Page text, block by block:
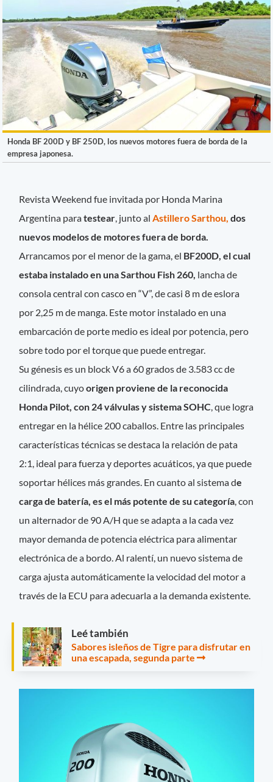
Honda BF 200D y BF 250D, los nuevos motores fuera de borda de la
empresa japonesa.
Revista Weekend fue invitada por Honda Marina
Argentina paratestear , junto al Astillero Sarthou, dos
nuevos modelos de motores fuera de borda.
Arrancamos por el menor de la gama, el BF200D, el cual
estaba instalado en una Sarthou Fish 260, lancha de
consola central con casco en “V”, de casi 8 m de eslora
por 2,25 m de manga. Este motor instalado en una
embarcación de porte medio es ideal por potencia, pero
sobre todo por el torque que puede entregar.
Su génesis es un block V6 a 60 grados de 3.583 cc de
cilindrada, cuyoorigen proviene de la reconocida
Honda Pilot, con 24 válvulas y sistema SOHC , que logra
entregar en la hélice 200 caballos. Entre las principales
características técnicas se destaca la relación de pata
2:1, ideal para fuerza y deportes acuáticos, ya que puede
soportar hélices más grandes. En cuanto al sistema de
carga de batería, es el más potente de su categoría , con
un alternador de 90 A/H que se adapta a la cada vez
mayor demanda de potencia eléctrica para alimentar
electrónica de a bordo. Al ralentí, un nuevo sistema de
carga ajusta automáticamente la velocidad del motor a
través de la ECU para adecuarla a la demanda existente.
Leé también
Sabores isleños de Tigre para disfrutar en
una escapada, segunda parte